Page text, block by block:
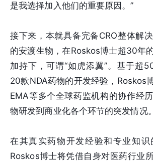
是我选择加入他们的重要原因。”
接下来，本就具备完备CRO整体解
的安渡生物，在Roskos博士超30年
加持下，可谓“如虎添翼”。基于超
20款NDA药物的开发经验，Roskos
EMA等多个全球药监机构的协作经
物研发到商业化各个环节的突发情况。
在其真实药物开发经验和专业知识
Roskos博士将凭借自身对医药行业